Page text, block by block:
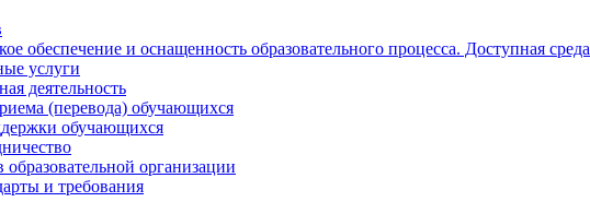
обеспечение и оснащенность образовательного процесса. Доступная среда
услуги
деятельность
(перевода) обучающихся
обучающихся
организации
и требования